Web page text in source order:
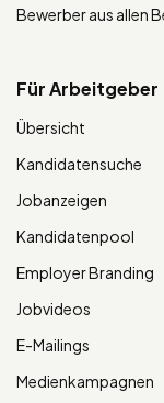
Bewerber aus allen
Für Arbeitgeber
Übersicht
Kandidatensuche
Jobanzeigen
Kandidatenpool
Employer Branding
Jobvideos
E-Mailings
Medienkampagnen